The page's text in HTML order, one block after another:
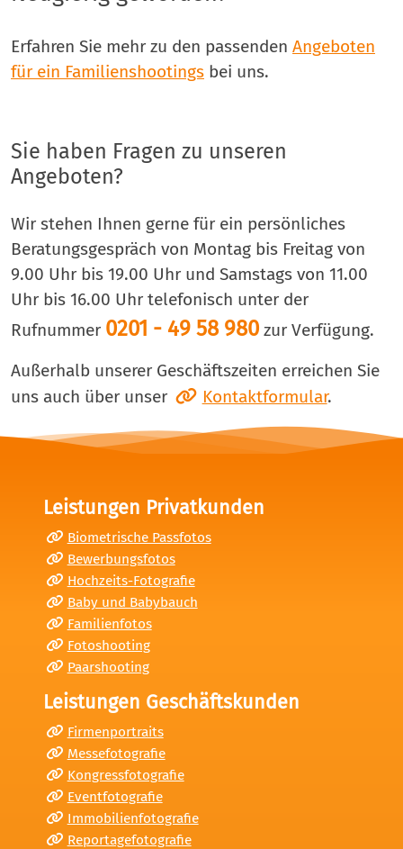
Erfahren Sie mehr zu den passenden Angeboten
für ein Familienshootings bei uns.
Sie haben Fragen zu unseren
Angeboten?
Wir stehen Ihnen gerne für ein persönliches
Beratungsgespräch von Montag bis Freitag von
9.00 Uhr bis 19.00 Uhr und Samstags von 11.00
Uhr bis 16.00 Uhr telefonisch unter der
Rufnummer 0201 - 49 58 980 zur Verfügung.
Außerhalb unserer Geschäftszeiten erreichen Sie
uns auch über unser
Kontaktformular.
Leistungen Privatkunden
Biometrische Passfotos
Bewerbungsfotos
Hochzeits-Fotografie
Baby und Babybauch
Familienfotos
Fotoshooting
Paarshooting
Leistungen Geschäftskunden
Firmenportraits
Messefotografie
Kongressfotografie
Eventfotografie
Immobilienfotografie
Reportagefotografie